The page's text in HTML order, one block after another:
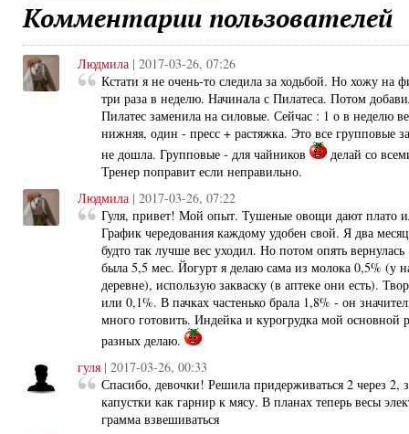
Комментарии пользователей
Людмила | 2017-03-26, 07:26
Кстати я не очень-то следила за ходьбой. Но хожу на
три раза в неделю. Начинала с Пилатеса. Потом
Пилатес заменила на силовые. Сейчас : 1 о в неделю
нижняя, один - пресс + растяжка. Это все групповые
не дошла. Групповые - для чайников
делай со
Тренер поправит если неправильно.
Людмила | 2017-03-26, 07:22
Гуля, привет! Мой опыт. Тушеные овощи дают плато
График чередования каждому удобен свой. Я два
будто так лучше вес уходил. Но потом опять
была 5,5 мес. Йогурт я делаю сама из молока 0,5% (у
деревне), использую закваску (в аптеке они есть).
или 0,1%. В пачках частенько брала 1,8% - он
много готовить. Индейка и курогрудка мой
разных делаю.
гуля | 2017-03-26, 00:33
Спасибо, девочки! Решила придерживаться 2 через 2,
капустки как гарнир к мясу. В планах теперь весы
грамма взвешиваться